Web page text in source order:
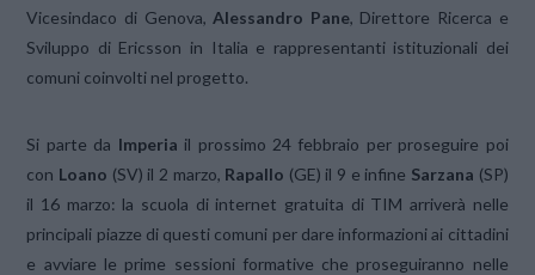
Vicesindaco di Genova,Alessandro Pane, Direttore Ricerca e
Sviluppo di Ericsson in Italia e rappresentanti istituzionali dei
comuni coinvolti nel progetto.
Si parte da Imperia il prossimo 24 febbraio per proseguire poi
con Loano (SV) il 2 marzo, Rapallo (GE) il 9 e infine Sarzana (SP)
il 16 marzo: la scuola di internet gratuita di TIM arriverà nelle
principali piazze di questi comuni per dare informazioni ai cittadini
e avviare le prime sessioni formative che proseguiranno nelle